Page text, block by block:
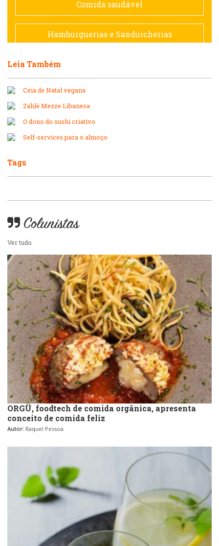
Francesa
Lanchonetes
Padarias e Confeitarias
Pizzarias
Portuguesa
Self-service
Sobremesas e sorvetes
Comida saudável
Hamburguerias e Sanduicherias
Lanchonetes
Sobremesas e sorvetes
Variados
Leia Também
Ceia de Natal vegana
Zahlé Mezze Libanesa
O dono do sushi criativo
Self-services para o almoço
Tags
Colunistas
Ver tudo
ORGÜ, foodtech de comida orgânica, apresenta
conceito de comida feliz
Autor: Raquel Pessoa